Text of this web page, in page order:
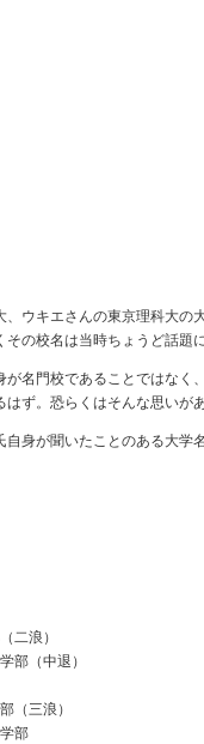
ウキエさんの東京理科大の
の校名は当時ちょうど話題
名門校であることではなく
ず。恐らくはそんな思いが
身が聞いたことのある大学
二浪）
部（中退）
（三浪）
部